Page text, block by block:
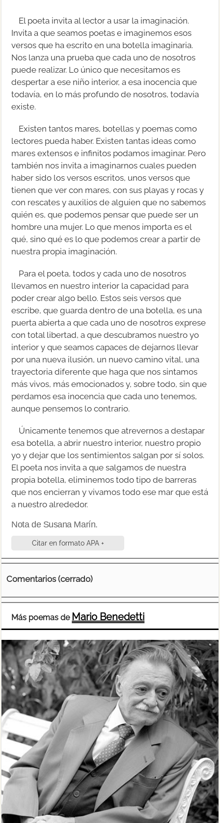
El poeta invita al lector a usar la imaginación.
Invita a que seamos poetas e imaginemos esos
versos que ha escrito en una botella imaginaria.
Nos lanza una prueba que cada uno de nosotros
puede realizar. Lo único que necesitamos es
despertar a ese niño interior, a esa inocencia que
todavía, en lo más profundo de nosotros, todavía
existe.
Existen tantos mares, botellas y poemas como
lectores pueda haber. Existen tantas ideas como
mares extensos e infinitos podamos imaginar. Pero
también nos invita a imaginarnos cuales pueden
haber sido los versos escritos, unos versos que
tienen que ver con mares, con sus playas y rocas y
con rescates y auxilios de alguien que no sabemos
quién es, que podemos pensar que puede ser un
hombre una mujer. Lo que menos importa es el
qué, sino qué es lo que podemos crear a partir de
nuestra propia imaginación.
Para el poeta, todos y cada uno de nosotros
llevamos en nuestro interior la capacidad para
poder crear algo bello. Estos seis versos que
escribe, que guarda dentro de una botella, es una
puerta abierta a que cada uno de nosotros exprese
con total libertad, a que descubramos nuestro yo
interior y que seamos capaces de dejarnos llevar
por una nueva ilusión, un nuevo camino vital, una
trayectoria diferente que haga que nos sintamos
más vivos, más emocionados y, sobre todo, sin que
perdamos esa inocencia que cada uno tenemos,
aunque pensemos lo contrario.
Únicamente tenemos que atrevernos a destapar
esa botella, a abrir nuestro interior, nuestro propio
yo y dejar que los sentimientos salgan por sí solos.
El poeta nos invita a que salgamos de nuestra
propia botella, eliminemos todo tipo de barreras
que nos encierran y vivamos todo ese mar que está
a nuestro alrededor.
Nota de Susana Marín.
Citar en formato APA +
Comentarios (cerrado)
Más poemas de Mario Benedetti